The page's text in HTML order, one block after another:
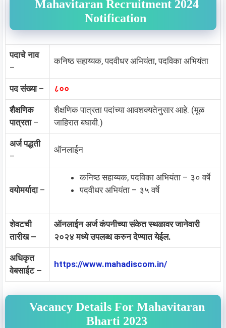
Mahavitaran Recruitment 2024
Notification
पदाचे नाव
–
कनिष्ठ सहाय्यक, पदवीधर अभियंता, पदविका अभियंता
पद संख्या– ८००
शैक्षणिक
पात्रता–
शैक्षणिक पात्रता पदांच्या आवशक्यतेनुसार आहे. (मूळ
जाहिरात बघावी.)
अर्ज पद्धती
–
ऑनलाईन
वयोमर्यादा–
कनिष्ठ सहाय्यक, पदविका अभियंता – ३० वर्षे
पदवीधर अभियंता – ३५ वर्षे
शेवटची
तारीख –
ऑनलाईन अर्ज कंपनीच्या संकेत स्थळावर जानेवारी
२०२४ मध्ये उपलब्ध करुन देण्यात येईल.
अधिकृत
वेबसाईट –
https://www.mahadiscom.in/
Vacancy Details For Mahavitaran
Bharti 2023